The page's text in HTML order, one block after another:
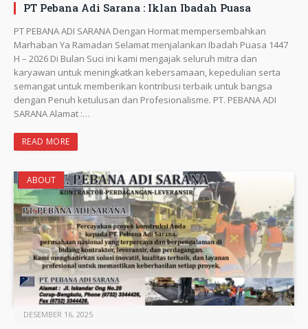
PT Pebana Adi Sarana : Iklan Ibadah Puasa
PT PEBANA ADI SARANA Dengan Hormat mempersembahkan
Marhaban Ya Ramadan Selamat menjalankan Ibadah Puasa 1447
H – 2026 Di Bulan Suci ini kami mengajak seluruh mitra dan
karyawan untuk meningkatkan kebersamaan, kepedulian serta
semangat untuk memberikan kontribusi terbaik untuk bangsa
dengan Penuh ketulusan dan Profesionalisme. PT. PEBANA ADI
SARANA Alamat :…
READ MORE
ABOUT
DESEMBER 16, 2025